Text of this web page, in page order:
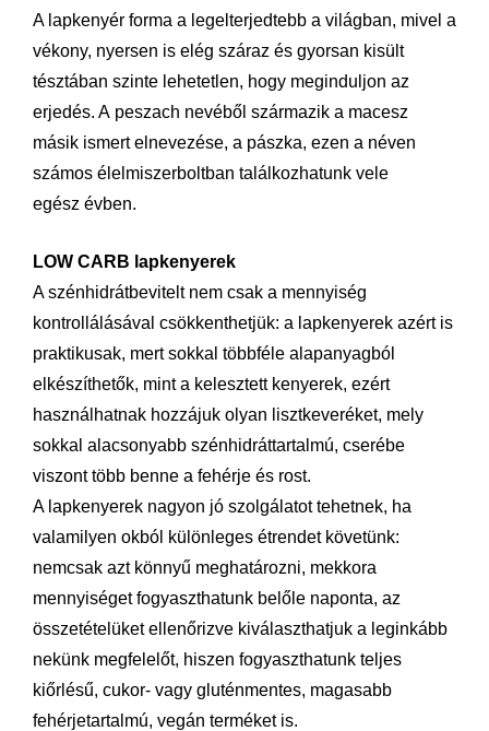
A lapkenyér forma a legelterjedtebb a világban, mivel a
vékony, nyersen is elég száraz és gyorsan kisült
tésztában szinte lehetetlen, hogy meginduljon az
erjedés. A peszach nevéből származik a macesz
másik ismert elnevezése, a pászka, ezen a néven
számos élelmiszerboltban találkozhatunk vele
egész évben.
LOW CARB lapkenyerek
A szénhidrátbevitelt nem csak a mennyiség
kontrollálásával csökkenthetjük: a lapkenyerek azért is
praktikusak, mert sokkal többféle alapanyagból
elkészíthetők, mint a kelesztett kenyerek, ezért
használhatnak hozzájuk olyan lisztkeveréket, mely
sokkal alacsonyabb szénhidráttartalmú, cserébe
viszont több benne a fehérje és rost.
A lapkenyerek nagyon jó szolgálatot tehetnek, ha
valamilyen okból különleges étrendet követünk:
nemcsak azt könnyű meghatározni, mekkora
mennyiséget fogyaszthatunk belőle naponta, az
összetételüket ellenőrizve kiválaszthatjuk a leginkább
nekünk megfelelőt, hiszen fogyaszthatunk teljes
kiőrlésű, cukor- vagy gluténmentes, magasabb
fehérjetartalmú, vegán terméket is.